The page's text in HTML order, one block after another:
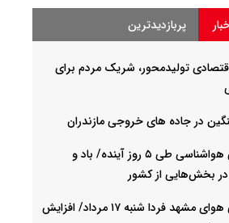
پربازدیدترین
تولیدمحور، شریک مردم برای
در جاده های خروجی مازندران
پیش بینی هواشناسی طی ۵ روز آینده/ باد و
بخش‌هایی از کشور
پیش بینی هوای مشهد فردا شنبه ۱۷ مرداد/ افزایش